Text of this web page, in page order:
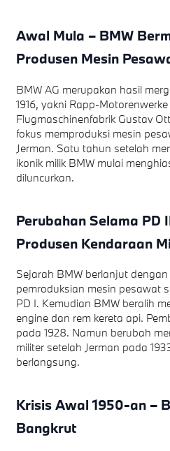
Awal Mula – BMW
Produsen Mesin
BMW AG merupakan hasil
1916, yakni Rapp-
Flugmaschinenfabrik Gustav
fokus memproduksi mesin
Jerman. Satu tahun setelah
ikonik milik BMW mulai
diluncurkan.
Perubahan Selama PD
Produsen Kendaraan
Sejarah BMW berlanjut
pemroduksian mesin pesawat
PD I. Kemudian BMW beralih
engine dan rem kereta api.
pada 1928. Namun berubah
militer setelah Jerman pada
berlangsung.
Krisis Awal 1950-an –
Bangkrut